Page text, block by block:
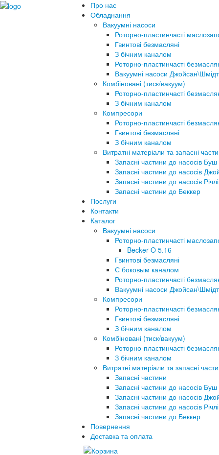
Про нас
Обладнання
Вакуумні насоси
Роторно-пластинчасті
Гвинтові безмасляні
З бічним каналом
Роторно-пластинчасті
Вакуумні насоси Джойсан\Шмідт
Комбіновані (тиск/вакуум)
Роторно-пластинчасті
З бічним каналом
Компресори
Роторно-пластинчасті
Гвинтові безмасляні
З бічним каналом
Витратні матеріали та запасні
Запасні частини до насосів Буш
Запасні частини до насосів
Запасні частини до насосів Річлі
Запасні частини до Беккер
Послуги
Контакти
Каталог
Вакуумні насоси
Роторно-пластинчасті
Becker O 5.16
Гвинтові безмасляні
С боковым каналом
Роторно-пластинчасті
Вакуумні насоси Джойсан\Шмідт
Компресори
Роторно-пластинчасті
Гвинтові безмасляні
З бічним каналом
Комбіновані (тиск/вакуум)
Роторно-пластинчасті
З бічним каналом
Витратні матеріали та запасні
Запасні частини
Запасні частини до насосів Буш
Запасні частини до насосів
Запасні частини до насосів Річлі
Запасні частини до Беккер
Повернення
Доставка та оплата